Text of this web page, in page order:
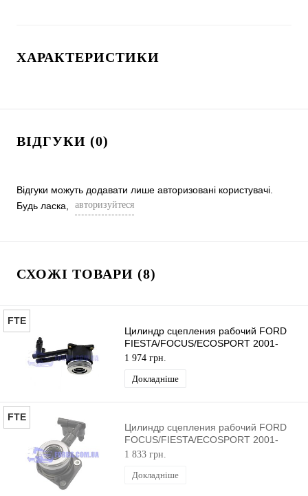
ХАРАКТЕРИСТИКИ
ВІДГУКИ (0)
Відгуки можуть додавати лише авторизовані користувачі.
Будь ласка,
авторизуйтеся
СХОЖІ ТОВАРИ (8)
FTE
Цилиндр сцепления рабочий FORD
FIESTA/FOCUS/ECOSPORT 2001-
FTE
1 974 грн.
Докладніше
FTE
Цилиндр сцепления рабочий FORD
FOCUS/FIESTA/ECOSPORT 2001-
FTE
1 833 грн.
Докладніше